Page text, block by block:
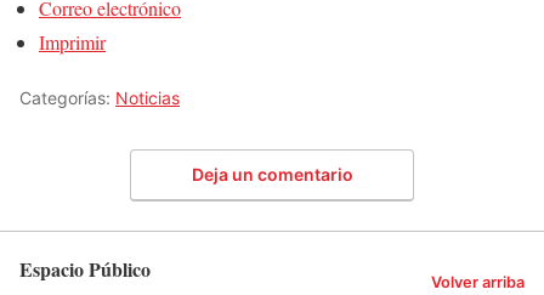
Correo electrónico
Imprimir
Categorías: Noticias
Deja un comentario
Espacio Público Volver arriba